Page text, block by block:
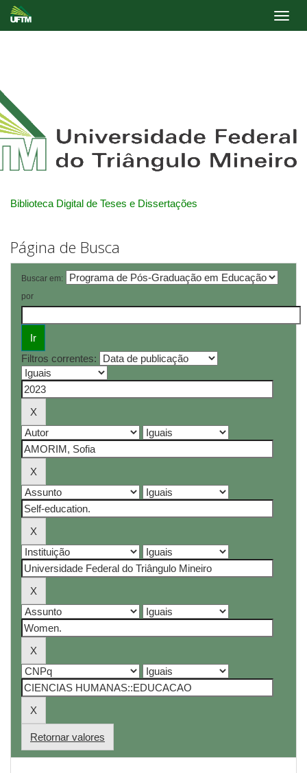
Biblioteca Digital de Teses e Dissertações
Página de Busca
Buscar em:
por
Filtros correntes:
Retornar valores